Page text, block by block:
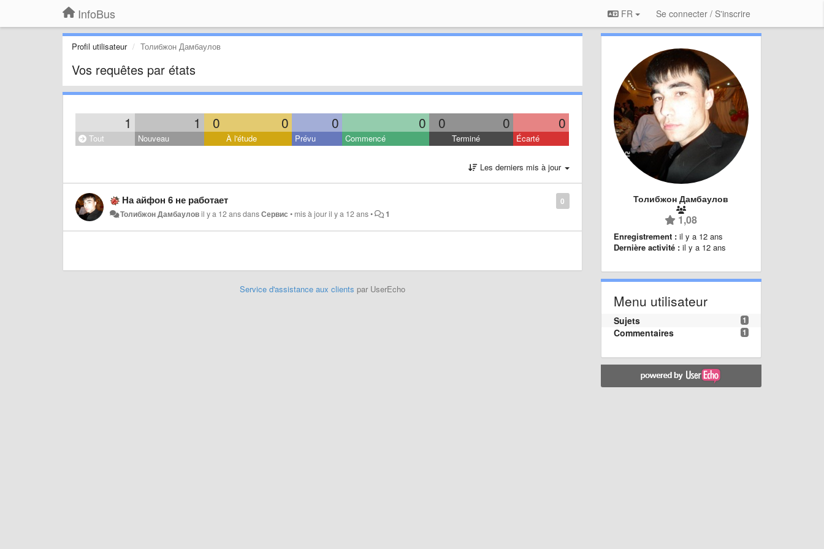
InfoBus FR Se connecter / S'inscrire
Profil utilisateur Толибжон Дамбаулов
Vos requêtes par états
1 1 0 0 0 0 0 0 0
Tout Nouveau À l'étude Prévu Commencé Terminé Écarté
Les derniers mis à jour
0
На айфон 6 не работает
Толибжон Дамбауловil y a 12 ansdansСервис • mis à jouril y a 12 ans• 1
Service d'assistance aux clients par UserEcho
Толибжон Дамбаулов
1,08
Enregistrement : il y a 12 ans
Dernière activité : il y a 12 ans
Menu utilisateur
1
Sujets
1
Commentaires